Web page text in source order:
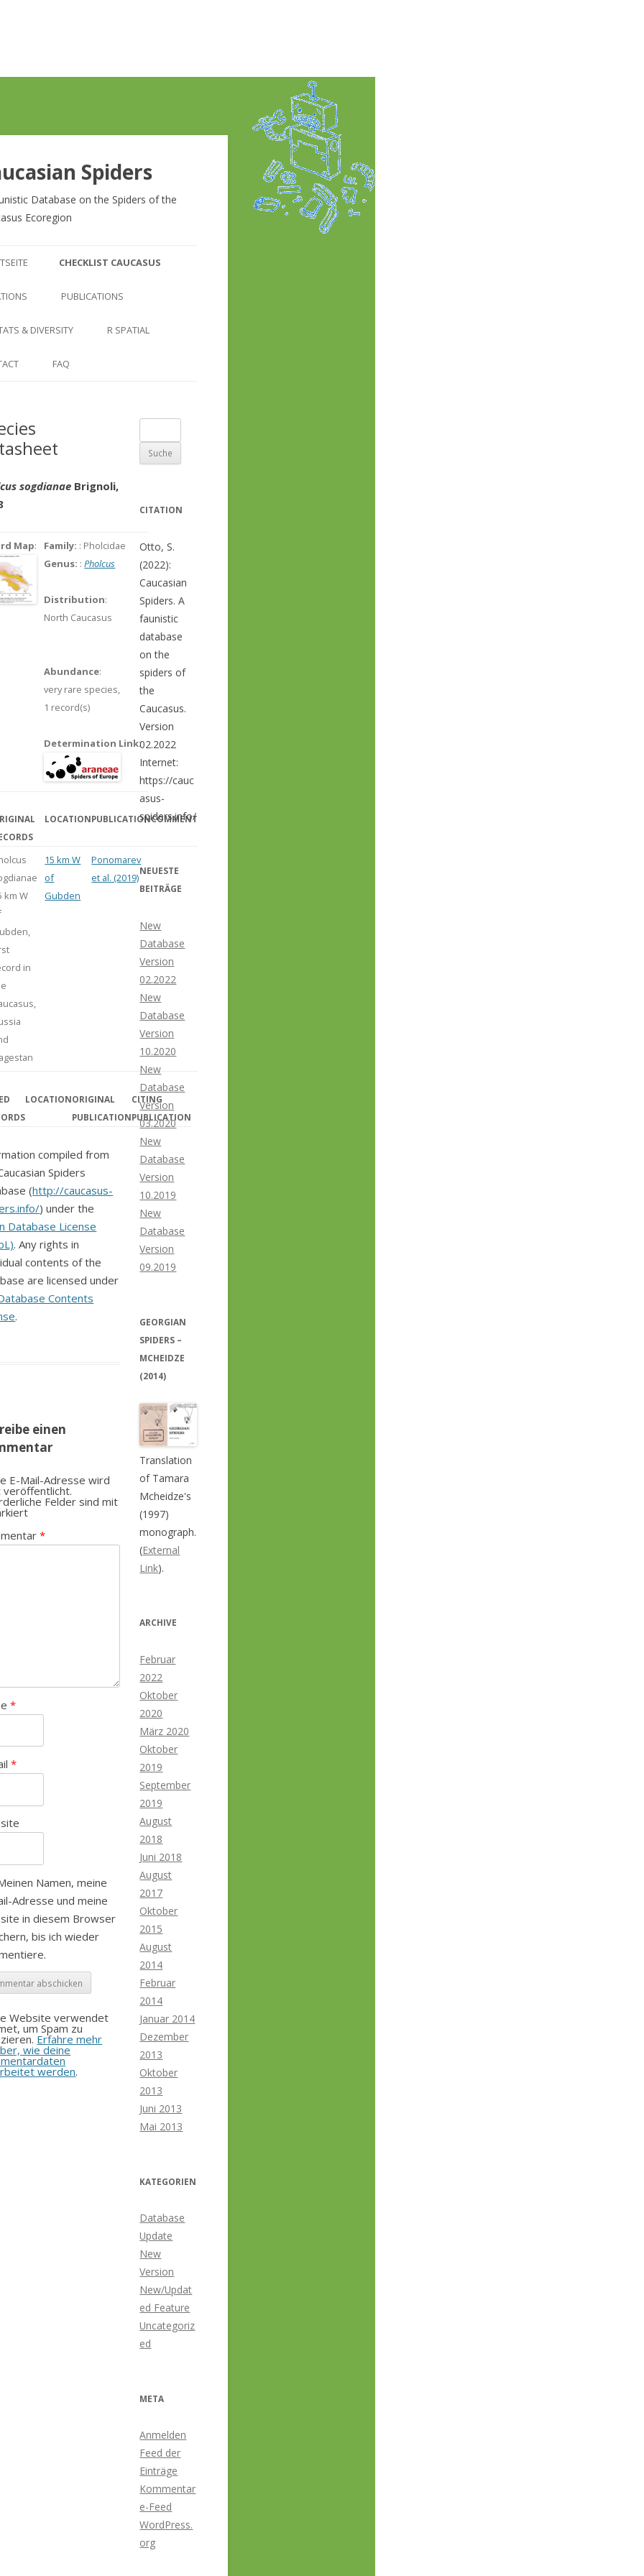
Spiders
Database on the Spiders of the
Ecoregion
Inhalt
CHECKLIST CAUCASUS
CHECKLIST CAUCASUS
COUNTRY AND REGION
LOCATION
PUBLICATIONS
LINKS
& DIVERSITY
DIVERSITY PATTERNS
R SPATIAL
RASTER BASICS 3 – AREA
FAQ
sogdianae Brignoli,
Map: Family: : Pholcidae
Genus: :Pholcus
Distribution:
North Caucasus
Abundance:
very rare species,
1 record(s)
Determination Link:
LOCATIONPUBLICATIONCOMMENT
km W
in
15 km W
of
Gubden
Ponomarev
et al. (2019)
LOCATIONORIGINAL
PUBLICATION
CITING
PUBLICATION
compiled from
Spiders
(http://caucasus-
) under the
Database License
. Any rights in
contents of the
are licensed under
Contents
.
einen
E-Mail-Adresse wird
veröffentlicht.
Felder sind mit
*
*
*
Namen, meine
Adresse und meine
in diesem Browser
bis ich wieder
Website verwendet
um Spam zu
Erfahre mehr
wie deine
werden.
nach:
CITATION
Otto, S.
(2022):
Caucasian
Spiders. A
faunistic
database
on the
spiders of
the
Caucasus.
Version
02.2022
Internet:
https://cauc
asus-
spiders.info/
NEUESTE
BEITRÄGE
New
Database
Version
02.2022
New
Database
Version
10.2020
New
Database
Version
03.2020
New
Database
Version
10.2019
New
Database
Version
09.2019
GEORGIAN
SPIDERS –
MCHEIDZE
(2014)
Translation
of Tamara
Mcheidze's
(1997)
monograph.
(External
Link).
ARCHIVE
Februar
2022
Oktober
2020
März 2020
Oktober
2019
September
2019
August
2018
Juni 2018
August
2017
Oktober
2015
August
2014
Februar
2014
Januar 2014
Dezember
2013
Oktober
2013
Juni 2013
Mai 2013
KATEGORIEN
Database
Update
New
Version
New/Updat
ed Feature
Uncategoriz
ed
META
Anmelden
Feed der
Einträge
Kommentar
e-Feed
WordPress.
org